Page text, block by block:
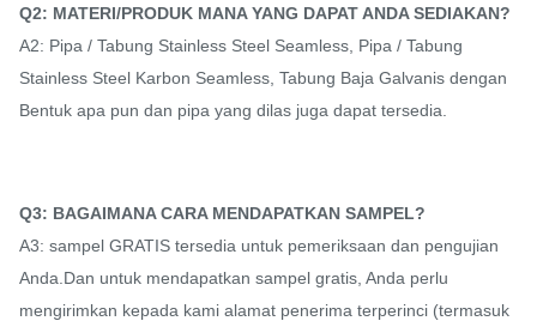
Q2: MATERI/PRODUK MANA YANG DAPAT ANDA SEDIAKAN?
A2: Pipa / Tabung Stainless Steel Seamless, Pipa / Tabung
Stainless Steel Karbon Seamless, Tabung Baja Galvanis dengan
Bentuk apa pun dan pipa yang dilas juga dapat tersedia.
Q3: BAGAIMANA CARA MENDAPATKAN SAMPEL?
A3: sampel GRATIS tersedia untuk pemeriksaan dan pengujian
Anda.Dan untuk mendapatkan sampel gratis, Anda perlu
mengirimkan kepada kami alamat penerima terperinci (termasuk